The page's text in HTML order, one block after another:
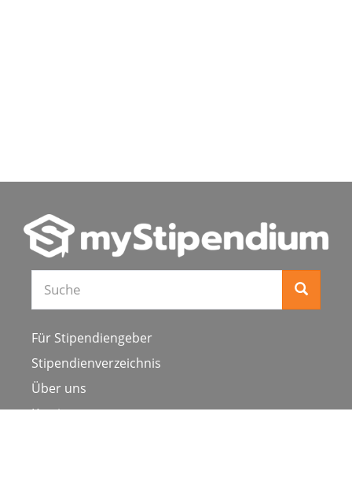
Suche
Für Stipendiengeber
Stipendienverzeichnis
Über uns
Karriere